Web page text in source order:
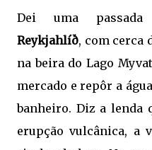
Dei uma
Reykjahlíð, com cerca
na beira do Lago
mercado e repôr a
banheiro. Diz a lenda
erupção vulcânica, a